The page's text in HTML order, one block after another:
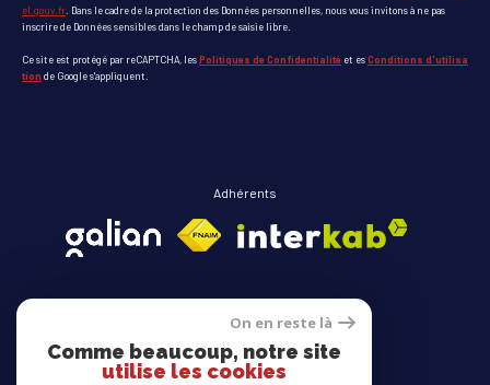
el.gouv.fr. Dans le cadre de la protection des Données personnelles, nous vous invitons à ne pas
inscrire de Données sensibles dans le champ de saisie libre.
Ce site est protégé par reCAPTCHA, lesPolitiques de Confidentialité et esConditions d'utilisa
tion de Google s'appliquent.
Adhérents
Avis clients
On en reste là
Comme beaucoup, notre site
utilise les cookies